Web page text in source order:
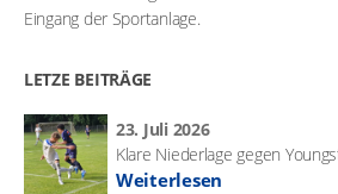
Eingang der Sportanlage.
LETZE BEITRÄGE
23. Juli 2026
Klare Niederlage gegen
Weiterlesen